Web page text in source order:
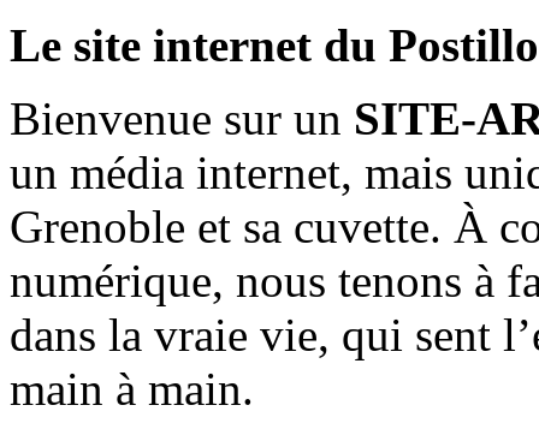
Le site internet du
Bienvenue sur un SITE-
un média internet, mais
Grenoble et sa cuvette. À
numérique, nous tenons à
dans la vraie vie, qui sent
main à main.